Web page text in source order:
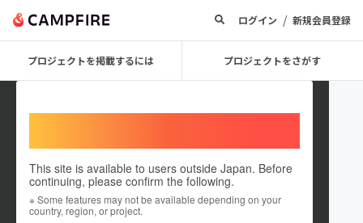
ログイン / 新規会員登録
プロジェクトを掲載するには プロジェクトをさがす
This site is available to users outside Japan. Before
continuing, please confirm the following.
※ Some features may not be available depending on your
country, region, or project.
SHIN